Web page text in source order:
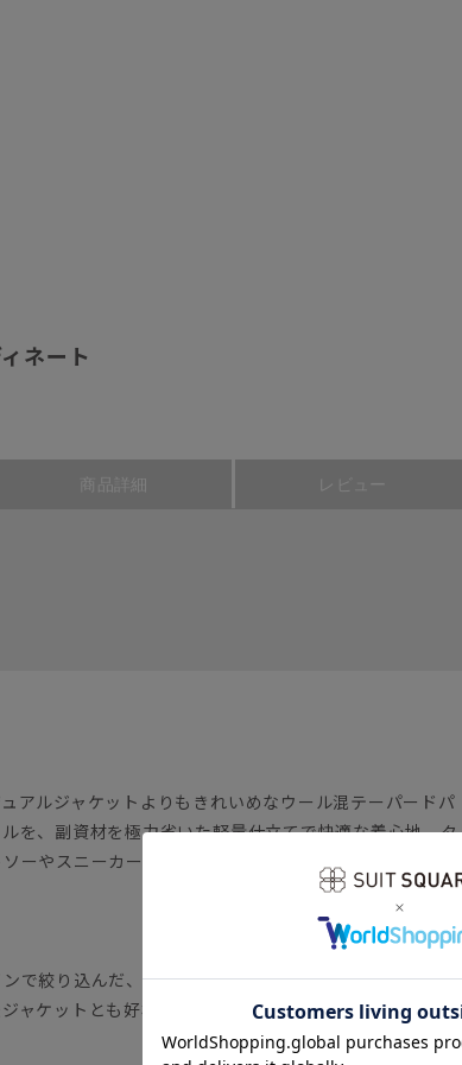
ネート
商品詳細 レビュー
アルジャケットよりもきれいめなウール混テーパードパ
を、副資材を極力省いた軽量仕立てで快適な着心地。タ
ーやスニーカーと合わせた柔らかなスタイリングも叶う1
で絞り込んだ、細身のテーパードパンツ。ロングセラー
ャケットとも好相性。ヒップ周りの適度なゆとりで動き